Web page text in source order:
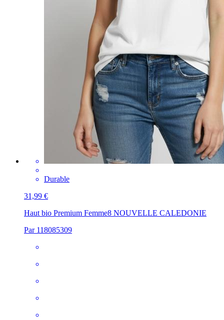
Durable
31,99 €
Haut bio Premium Femme8 NOUVELLE CALEDONIE
Par 118085309